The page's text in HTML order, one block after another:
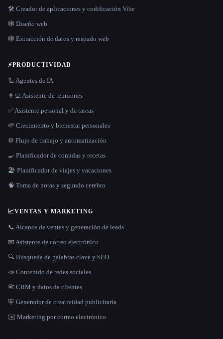
🛠️ Creador de aplicaciones y codificación Vibe
🕸 Diseño web
🕸️ Extracción de datos y raspado web
⚡PRODUCTIVIDAD
🦾 Agentes de IA
👨‍💻 Asistente de reuniones
✅ Asistente personal y de tareas
🌱 Crecimiento y bienestar personales
⚙️ Flujo de trabajo y automatización
🍳 Planificador de comidas y recetas
🏖 Planificador de viajes y vacaciones
🧠 Toma de notas y segundo cerebro
📈VENTAS Y MARKETING
📞 Alcance de ventas y generación de leads
📧 Asistente de correo electrónico
🔍 Búsqueda de palabras clave y SEO
📣 Contenido de redes sociales
📇 CRM y datos de clientes
🪧 Generador de creatividad publicitaria
✉️ Marketing por correo electrónico